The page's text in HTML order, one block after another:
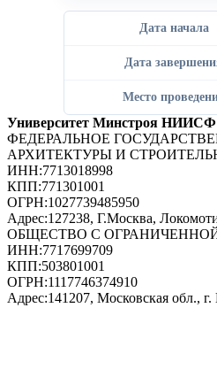
Дата начала
Дата
Место
Университет Минстроя
ФЕДЕРАЛЬНОЕ
АРХИТЕКТУРЫ И
ИНН:7713018998
КПП:771301001
ОГРН:1027739485950
Адрес:127238, Г.Москва,
ОБЩЕСТВО С
ИНН:7717699709
КПП:503801001
ОГРН:1117746374910
Адрес:141207, Московская обл.,